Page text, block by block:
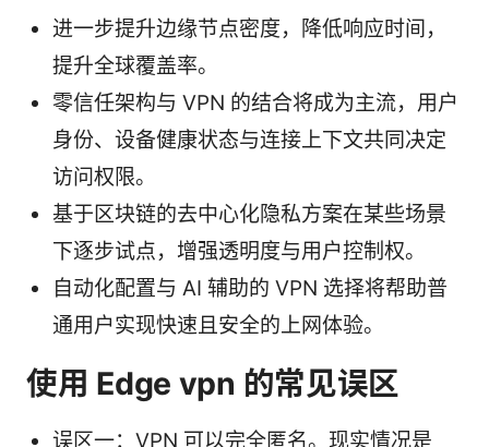
进一步提升边缘节点密度，降低响应时间，
提升全球覆盖率。
零信任架构与 VPN 的结合将成为主流，用户
身份、设备健康状态与连接上下文共同决定
访问权限。
基于区块链的去中心化隐私方案在某些场景
下逐步试点，增强透明度与用户控制权。
自动化配置与 AI 辅助的 VPN 选择将帮助普
通用户实现快速且安全的上网体验。
使用 Edge vpn 的常见误区
误区一：VPN 可以完全匿名。现实情况是